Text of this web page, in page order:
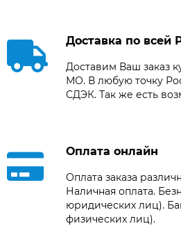
Доставка по всей
Доставим Ваш заказ
МО. В любую точку
СДЭК. Так же есть
Оплата онлайн
Оплата заказа
Наличная оплата.
юридических лиц).
физических лиц).